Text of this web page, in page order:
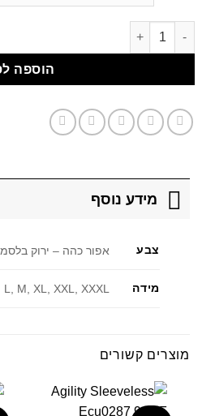
דילוג לתוכן
הוספה
מידע נוסף
צבע אפור כהה – ירוק
מידה L, M, XL, XXL, XXXL
מוצרים קשורים